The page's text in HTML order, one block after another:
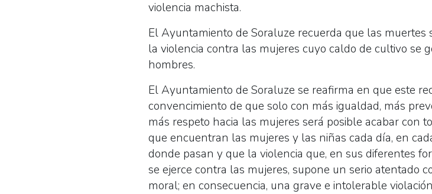
violencia machista.
El Ayuntamiento de Soraluze recuerda que las
la violencia contra las mujeres cuyo caldo de cultivo se
hombres.
El Ayuntamiento de Soraluze se reafirma en que este
convencimiento de que solo con más igualdad, más
más respeto hacia las mujeres será posible acabar con
que encuentran las mujeres y las niñas cada día, en
donde pasan y que la violencia que, en sus diferentes
se ejerce contra las mujeres, supone un serio atentado
moral; en consecuencia, una grave e intolerable